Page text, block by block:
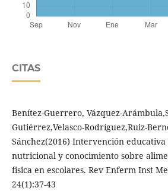
CITAS
Benítez-Guerrero, Vázquez-
Gutiérrez,Velasco-Rodríguez,Ruiz-
Sánchez(2016) Intervención educativa
nutricional y conocimiento sobre
física en escolares. Rev Enferm Inst
24(1):37-43